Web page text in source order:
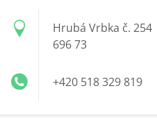
Hrubá Vrbka č. 254
696 73
+420 518 329 819